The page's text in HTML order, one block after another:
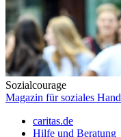
Sozialcourage
Magazin für soziales
caritas.de
Hilfe und Beratung